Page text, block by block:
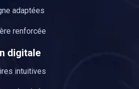
adaptées
renforcée
digitale
intuitives